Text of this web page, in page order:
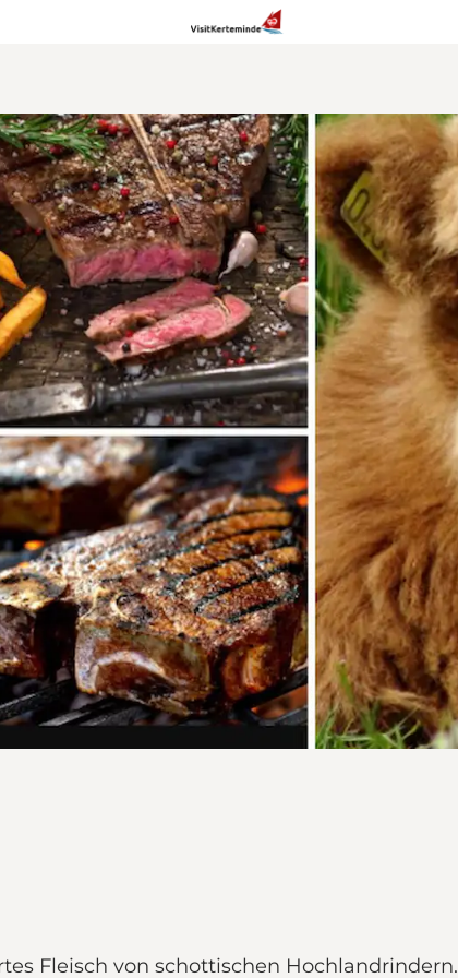
Fleisch von schottischen Hochlandrindern.